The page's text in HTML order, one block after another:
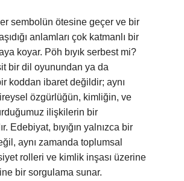
sembolün ötesine geçer ve bir
anlamları çok katmanlı bir
koyar. Pöh bıyık serbest mi?
bir dil oyunundan ya da
koddan ibaret değildir; aynı
özgürlüğün, kimliğin, ve
ilişkilerin bir
Edebiyat, bıyığın yalnızca bir
aynı zamanda toplumsal
rolleri ve kimlik inşası üzerine
bir sorgulama sunar.